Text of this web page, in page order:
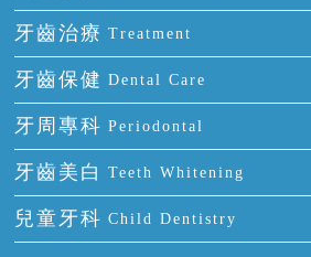
門牙缺失
多顆牙缺失
半口缺失
全口缺失
前牙反頜
牙齒擁擠
牙齒前突
牙齒稀疏
全瓷牙
烤瓷牙
氟斑牙
四環素牙
活動假牙
牙貼面
牙齒治療 Treatment
補牙
智齒
根管治療
拔牙
牙痛
牙齒保健 Dental Care
正確刷牙
全國愛牙日
預防牙病
牙科通識
牙周專科 Periodontal
牙周炎
牙齦出血
牙齦炎
牙齒美白 Teeth Whitening
冷光美白
兒童牙科 Child Dentistry